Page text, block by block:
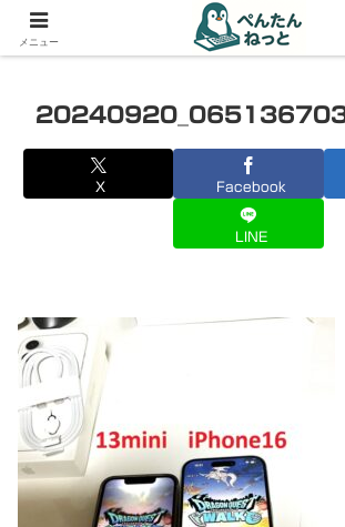
PCやガジェットの備忘録
X Facebook
LINE
メニュー